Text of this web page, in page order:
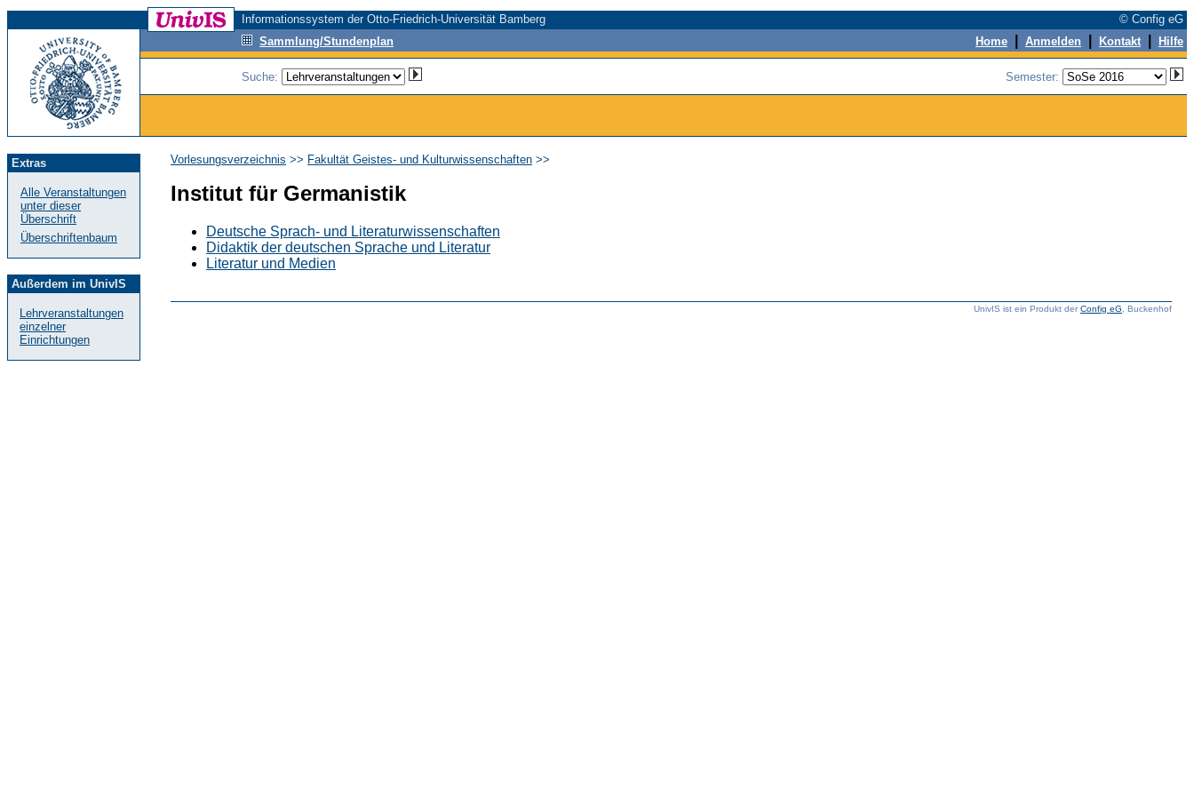
Informationssystem der Otto-Friedrich-Universität Bamberg
© Config eG
Sammlung/Stundenplan
Home Anmelden Kontakt Hilfe
Suche: Semester:
Extras
Alle Veranstaltungen
unter dieser
Überschrift
Überschriftenbaum
Außerdem im UnivIS
Lehrveranstaltungen
einzelner
Einrichtungen
Vorlesungsverzeichnis >> Fakultät Geistes- und Kulturwissenschaften >>
Institut für Germanistik
Deutsche Sprach- und Literaturwissenschaften
Didaktik der deutschen Sprache und Literatur
Literatur und Medien
UnivIS ist ein Produkt derConfig eG , Buckenhof